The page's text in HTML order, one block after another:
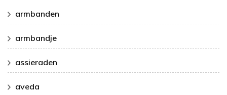
armbanden
armbandje
assieraden
aveda